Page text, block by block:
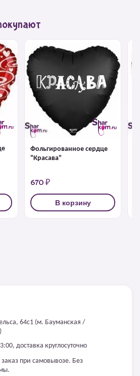
Фольгированное сердце
"Красава"
670 ₽
В корзину
64с1 (м. Бауманская /
доставка круглосуточно
при самовывозе. Без